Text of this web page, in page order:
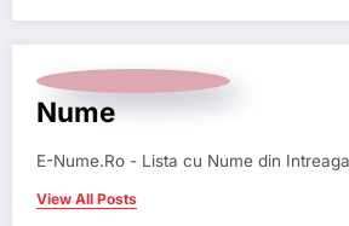
Nume
E-Nume.Ro - Lista cu Nume din
View All Posts